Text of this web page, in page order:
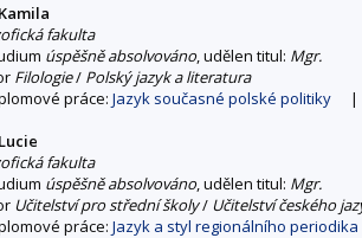
fakulta
úspěšně absolvováno, udělen titul: Mgr.
Filologie/ Polský jazyk a literatura
práce: Jazyk současné polské politiky |
fakulta
úspěšně absolvováno, udělen titul: Mgr.
Učitelství pro střední školy/ Učitelství českého
práce: Jazyk a styl regionálního periodika